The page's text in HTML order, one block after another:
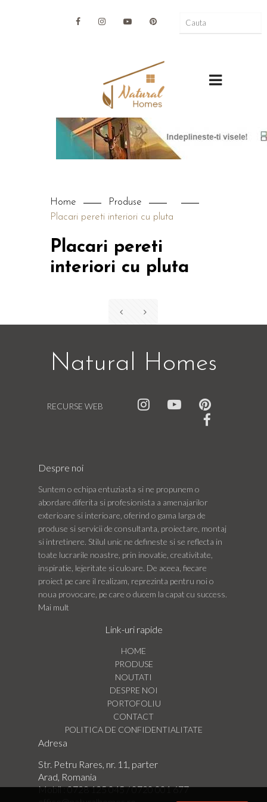
Home
Produse
Placari pereti interiori cu pluta
Placari pereti
interiori cu pluta
Natural Homes
RECURSE WEB
Despre noi
Suntem o echipa entuziasta si ne propunem o
abordare diferita si profesionista a amenajarilor
exterioare si interioare, oferind o gama larga de
produse si servicii de consultanta, proiectare, montaj
si intretinere. Stilul unic ne defineste si se reflecta in
toate lucrarile noastre, prin inovatie, creativitate,
inspiratie, lejeritate si culoare. De aceea, fiecare
proiect pe care il realizam, reprezinta pentru noi o
noua provocare, pe care o ducem la capat cu success.
Mai mult
Link-uri rapide
HOME
PRODUSE
NOUTATI
DESPRE NOI
PORTOFOLIU
CONTACT
POLITICA DE CONFIDENTIALITATE
Adresa
Str. Petru Rares, nr. 11, parter
Arad, Romania
Mobil :0728 125 045/0720 001 677